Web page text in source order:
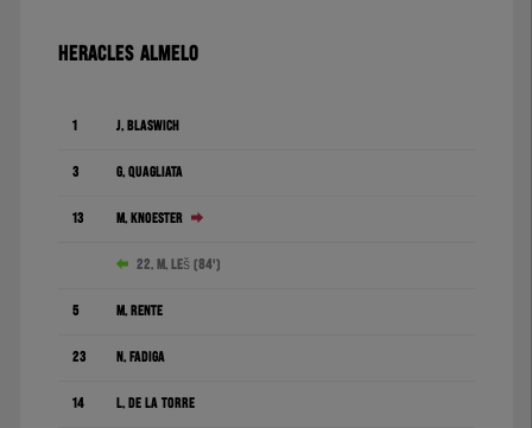
HERACLES ALMELO
1 J. Blaswich
3 G. Quagliata
13 M. Knoester
22. M. Leš (84')
5 M. Rente
23 N. Fadiga
14 L. de la Torre